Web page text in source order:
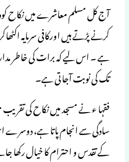
آج کل مسلم معاشرے میں نکاح
کرنے پڑتے ہیں اورکافی سرمایہ
ہے ۔ اس لیے کہ برات کی خاطر
تک کی نوبت آجاتی ہے۔
فقہا ء نے مسجد میں نکاح کی
سادگی سے انجام پاتا ہے، دوسرے
کے تقدس و احترام کا خیال رکھا